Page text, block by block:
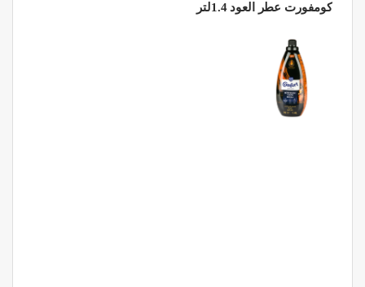
كومفورت عطر العود 1.4لتر